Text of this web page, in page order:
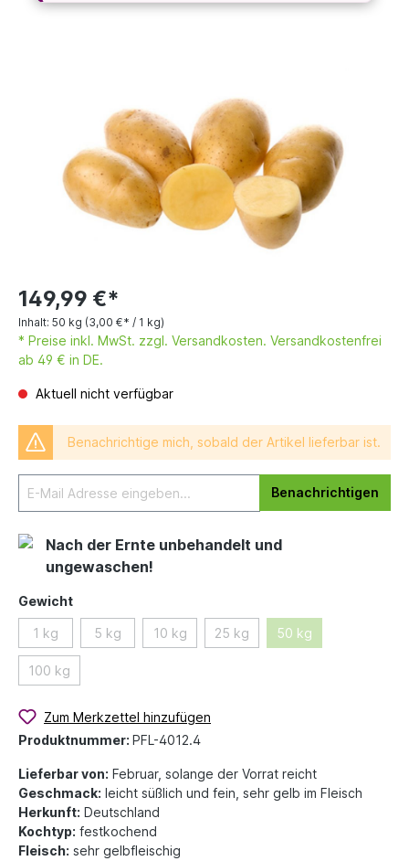
149,99 €*
Inhalt: 50 kg (3,00 €* / 1 kg)
* Preise inkl. MwSt. zzgl. Versandkosten. Versandkostenfrei
ab 49 € in DE.
Aktuell nicht verfügbar
Benachrichtige mich, sobald der Artikel lieferbar ist.
Benachrichtigen
Nach der Ernte unbehandelt und
ungewaschen!
Gewicht
1 kg 5 kg 10 kg 25 kg 50 kg
100 kg
Zum Merkzettel hinzufügen
Produktnummer: PFL-4012.4
Lieferbar von: Februar, solange der Vorrat reicht
Geschmack: leicht süßlich und fein, sehr gelb im Fleisch
Herkunft: Deutschland
Kochtyp: festkochend
Fleisch: sehr gelbfleischig